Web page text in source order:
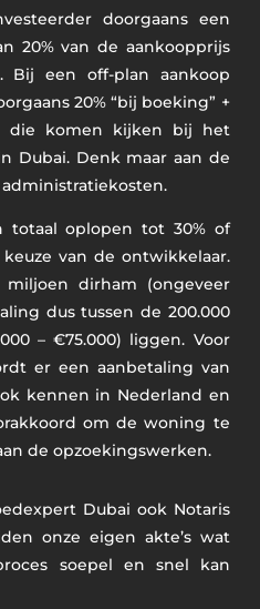
doorgaans een
20% van de aankoopprijs
Bij een off-plan aankoop
20% “bij boeking” +
die komen kijken bij het
Dubai. Denk maar aan de
totaal oplopen tot 30% of
van de ontwikkelaar.
dirham (ongeveer
dus tussen de 200.000
– €75.000) liggen. Voor
er een aanbetaling van
kennen in Nederland en
om de woning te
de opzoekingswerken.
Dubai ook Notaris
onze eigen akte’s wat
soepel en snel kan